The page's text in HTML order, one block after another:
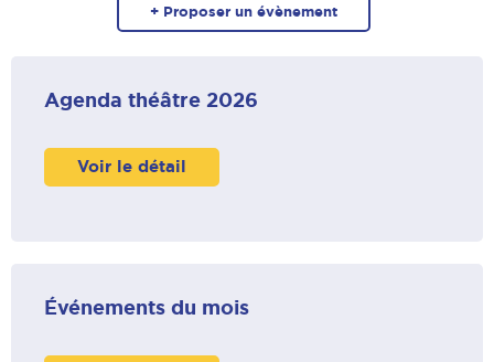
+ Proposer un évènement
Agenda théâtre 2026
Voir le détail
Événements du mois